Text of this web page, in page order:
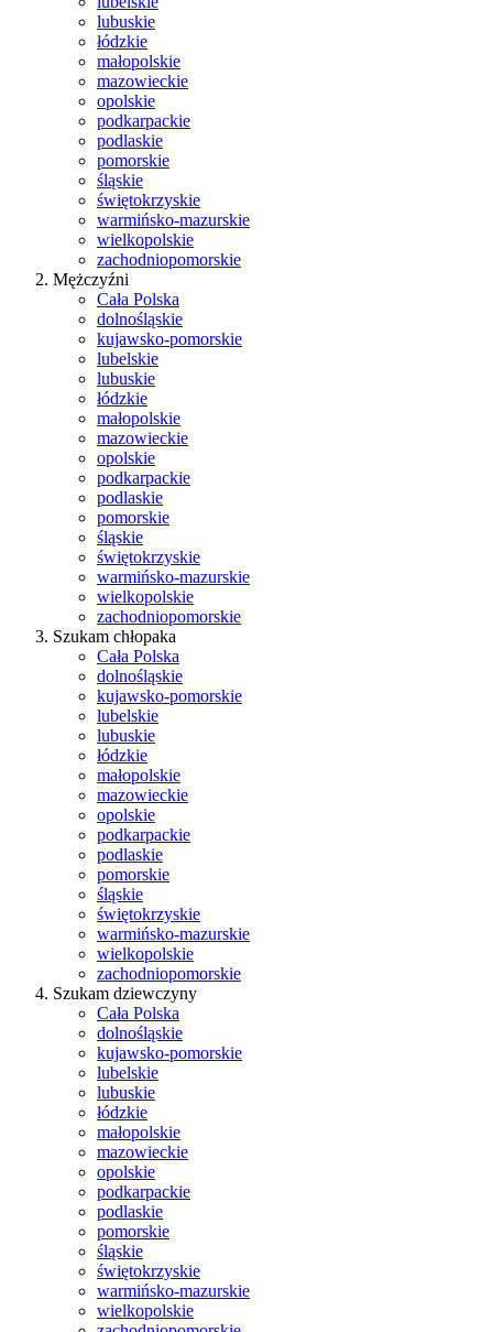
lubuskie
łódzkie
małopolskie
mazowieckie
opolskie
podkarpackie
podlaskie
pomorskie
śląskie
świętokrzyskie
warmińsko-mazurskie
wielkopolskie
zachodniopomorskie
Mężczyźni
Cała Polska
dolnośląskie
kujawsko-pomorskie
lubelskie
lubuskie
łódzkie
małopolskie
mazowieckie
opolskie
podkarpackie
podlaskie
pomorskie
śląskie
świętokrzyskie
warmińsko-mazurskie
wielkopolskie
zachodniopomorskie
Szukam chłopaka
Cała Polska
dolnośląskie
kujawsko-pomorskie
lubelskie
lubuskie
łódzkie
małopolskie
mazowieckie
opolskie
podkarpackie
podlaskie
pomorskie
śląskie
świętokrzyskie
warmińsko-mazurskie
wielkopolskie
zachodniopomorskie
Szukam dziewczyny
Cała Polska
dolnośląskie
kujawsko-pomorskie
lubelskie
lubuskie
łódzkie
małopolskie
mazowieckie
opolskie
podkarpackie
podlaskie
pomorskie
śląskie
świętokrzyskie
warmińsko-mazurskie
wielkopolskie